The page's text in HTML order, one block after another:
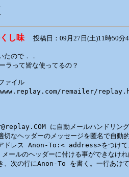
し味 投稿日：09月27日(土)11時50分
たので．．
って皆な使ってるの？
ァイル
www.replay.com/remailer/
に自動メールハンドリング
切なヘッダーのメッセージを匿名で自動
ドレス Anon-To:< address>をつけて
ルのヘッダーに付ける事ができなけれ
、次の行にAnon-To を書く。一行あけ